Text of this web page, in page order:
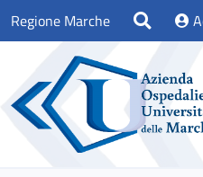
Regione Marche